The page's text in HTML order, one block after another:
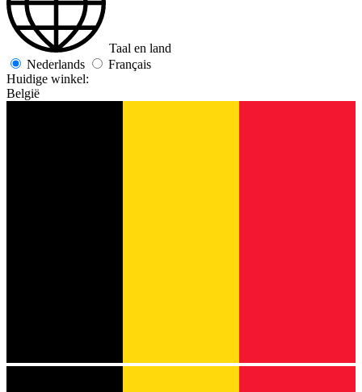
Taal en land
Nederlands
Français
Huidige winkel:
België